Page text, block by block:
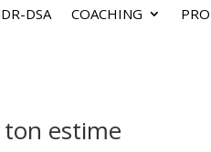
DSA COACHING
ton estime